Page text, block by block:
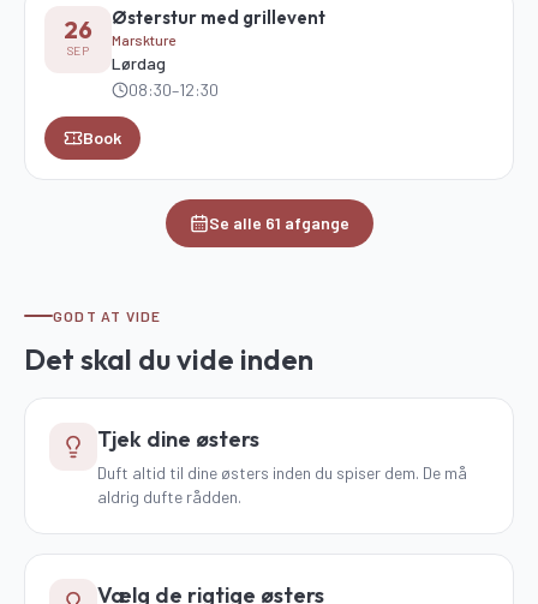
26
SEP
Østerstur med grillevent
Marskture
Lørdag
08:30–12:30
Book
Se alle 61 afgange
GODT AT VIDE
Det skal du vide inden
Tjek dine østers
Duft altid til dine østers inden du spiser dem. De må
aldrig dufte rådden.
Vælg de rigtige østers